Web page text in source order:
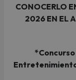
CONOCERLO
2026 EN EL
Entretenimiento